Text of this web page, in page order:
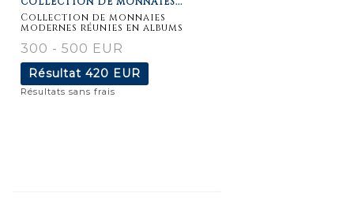
Collection de monnaies
modernes réunies en albums
300 - 500 EUR
Résultat 420 EUR
Résultats sans frais